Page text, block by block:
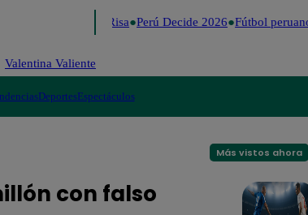
Me Caigo de Risa Perú Decide 2026 Fútbol peruano
Valentina Valiente
DeportesEspectáculos
con falso
Más vistos ahora